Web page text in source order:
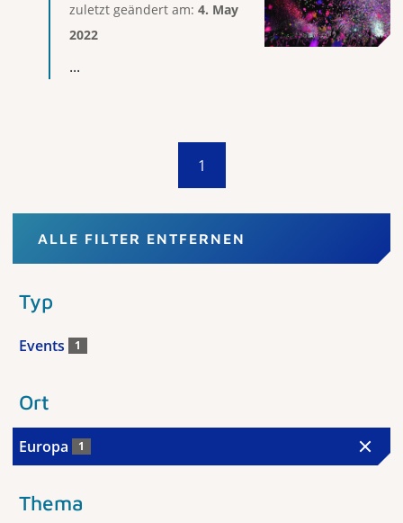
zuletzt geändert am: 4. May
2022
...
1
ALLE FILTER ENTFERNEN
Typ
Events 1
Ort
Europa 1
Thema